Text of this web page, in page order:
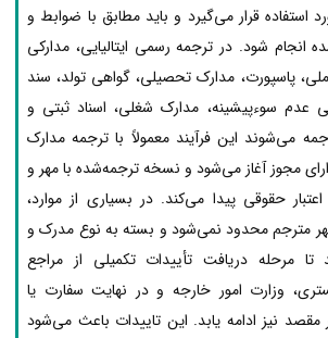
استفاده قرار می‌گیرد و باید مطابق با ضوابط و
انجام شود. در ترجمه رسمی ایتالیایی، مدارکی
ملی، پاسپورت، مدارک تحصیلی، گواهی تولد، سند
عدم سوءپیشینه، مدارک شغلی، اسناد ثبتی و
می‌شوند این فرآیند معمولاً با ترجمه مدارک
مجوز آغاز می‌شود و نسخه ترجمه‌شده با مهر و
حقوقی پیدا می‌کند. در بسیاری از موارد،
مترجم محدود نمی‌شود و بسته به نوع مدرک و
تا مرحله دریافت تأییدات تکمیلی از مراجع
وزارت امور خارجه و در نهایت سفارت یا
نیز ادامه یابد. این تاییدات باعث می‌شود